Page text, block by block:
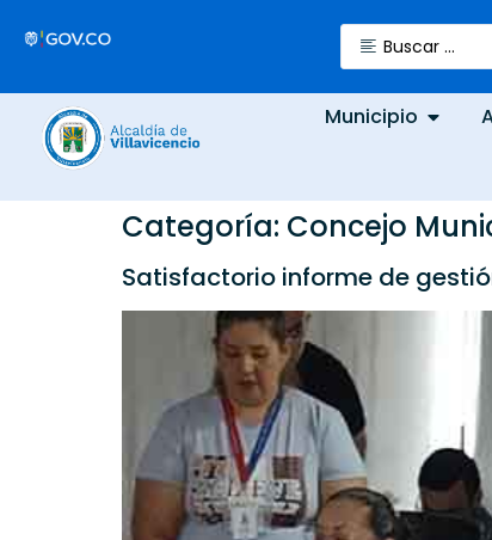
Municipio
Categoría: Concejo
Satisfactorio informe de